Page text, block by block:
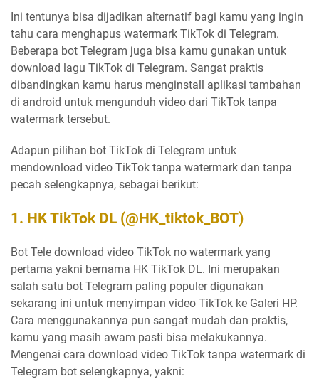
Ini tentunya bisa dijadikan alternatif bagi kamu yang ingin
tahu cara menghapus watermark TikTok di Telegram.
Beberapa bot Telegram juga bisa kamu gunakan untuk
download lagu TikTok di Telegram. Sangat praktis
dibandingkan kamu harus menginstall aplikasi tambahan
di android untuk mengunduh video dari TikTok tanpa
watermark tersebut.
Adapun pilihan bot TikTok di Telegram untuk
mendownload video TikTok tanpa watermark dan tanpa
pecah selengkapnya, sebagai berikut:
1. HK TikTok DL (@HK_tiktok_BOT)
Bot Tele download video TikTok no watermark yang
pertama yakni bernama HK TikTok DL. Ini merupakan
salah satu bot Telegram paling populer digunakan
sekarang ini untuk menyimpan video TikTok ke Galeri HP.
Cara menggunakannya pun sangat mudah dan praktis,
kamu yang masih awam pasti bisa melakukannya.
Mengenai cara download video TikTok tanpa watermark di
Telegram bot selengkapnya, yakni: